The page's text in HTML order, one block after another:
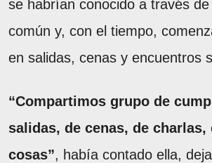
se habrían conocido a través
común y, con el tiempo,
en salidas, cenas y encuentros
“Compartimos grupo de
salidas, de cenas, de charlas,
cosas”, había contado ella,